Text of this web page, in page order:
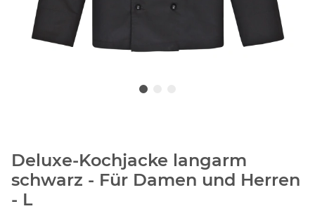
Deluxe-Kochjacke langarm
schwarz - Für Damen und Herren
- L